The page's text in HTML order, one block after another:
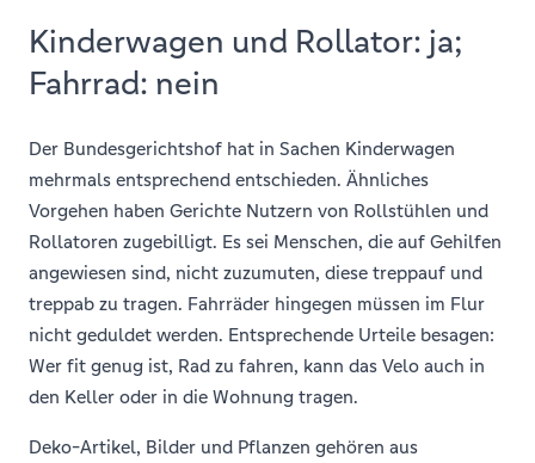
Kinderwagen und Rollator: ja;
Fahrrad: nein
Der Bundesgerichtshof hat in Sachen Kinderwagen
mehrmals entsprechend entschieden. Ähnliches
Vorgehen haben Gerichte Nutzern von Rollstühlen und
Rollatoren zugebilligt. Es sei Menschen, die auf Gehilfen
angewiesen sind, nicht zuzumuten, diese treppauf und
treppab zu tragen. Fahrräder hingegen müssen im Flur
nicht geduldet werden. Entsprechende Urteile besagen:
Wer fit genug ist, Rad zu fahren, kann das Velo auch in
den Keller oder in die Wohnung tragen.
Deko-Artikel, Bilder und Pflanzen gehören aus